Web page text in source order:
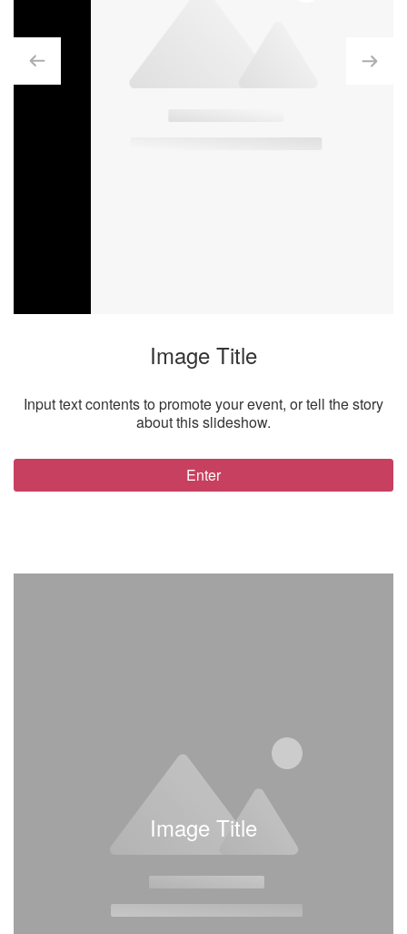
Image Title
Input text contents to promote your event, or tell the story
about this slideshow.
Enter
Image Title